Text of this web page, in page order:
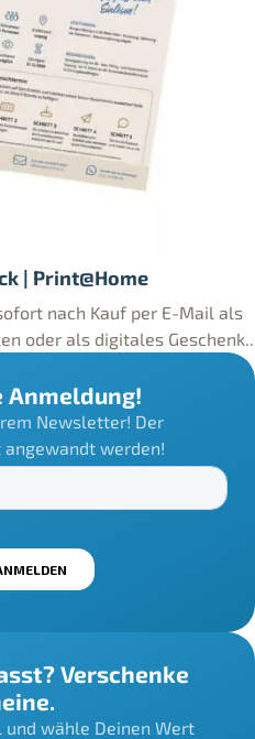
| Print@Home
nach Kauf per E-Mail als
oder als digitales Geschenk..
Anmeldung!
Newsletter! Der
werden!
Verschenke
und wähle Deinen Wert